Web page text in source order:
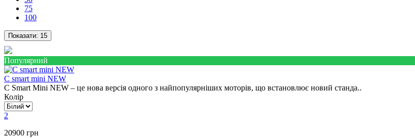
75
100
Показати: 15
Популярний
C smart mini NEW
C Smart Mini NEW – це нова версія одного з найпопулярніших моторів, що встановлює новий станда..
Колір
2
20900 грн